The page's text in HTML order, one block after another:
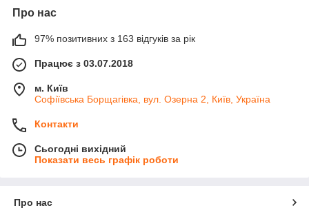
Про нас
97% позитивних з 163 відгуків за рік
Працює з 03.07.2018
м. Київ
Софіївська Борщагівка, вул. Озерна 2, Київ, Україна
Контакти
Сьогодні вихідний
Показати весь графік роботи
Про нас